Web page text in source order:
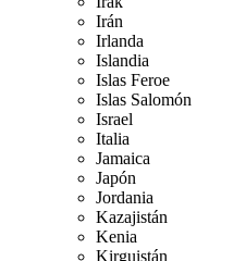
Irán
Irlanda
Islandia
Islas Feroe
Islas Salomón
Israel
Italia
Jamaica
Japón
Jordania
Kazajistán
Kenia
Kirguistán